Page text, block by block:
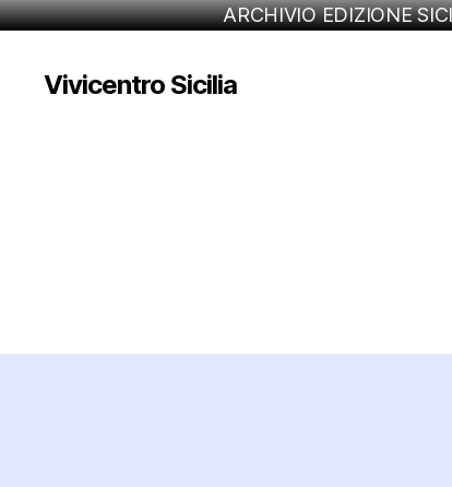
ARCHIVIO EDIZIONE
Vivicentro Sicilia